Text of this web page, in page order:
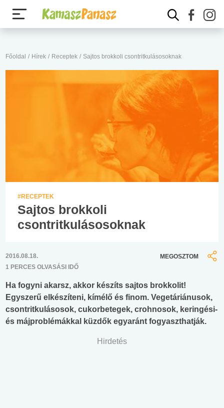
Főoldal / Hírek / Receptek / Sajtos brokkoli csontritkulásosoknak
#RECEPTEK
Sajtos brokkoli
csontritkulásosoknak
2016.08.18.
1 PERCES OLVASÁSI IDŐ
MEGOSZTOM
Ha fogyni akarsz, akkor készíts sajtos brokkolit!
Egyszerű elkészíteni, kímélő és finom. Vegetáriánusok,
csontritkulásosok, cukorbetegek, crohnosok, keringési-
és májproblémákkal küzdők egyaránt fogyaszthatják.
Hirdetés